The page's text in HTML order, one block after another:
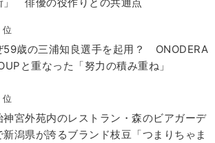
位
59歳の三浦知良選手を起用？ ONODERA
と重なった「努力の積み重ね」
位
神宮外苑内のレストラン・森のビアガーデ
新潟県が誇るブランド枝豆「つまりちゃま